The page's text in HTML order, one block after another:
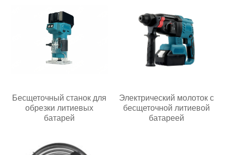
Бесщеточный станок для
обрезки литиевых
батарей
Электрический молоток с
бесщеточной литиевой
батареей